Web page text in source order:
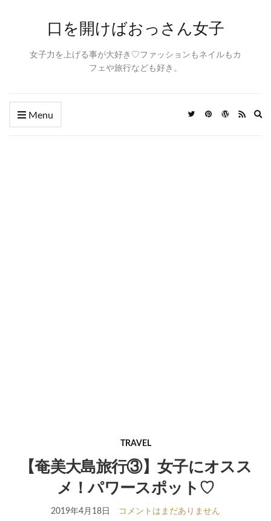
口を開けばおっさん女子
女子力を上げる事が大好き♡ファッションもネイルもカ
フェや旅行なども好き。
Menu
TRAVEL
【奄美大島旅行③】女子にオスス
メ！パワースポット♡
2019年4月18日 コメントはまだありません